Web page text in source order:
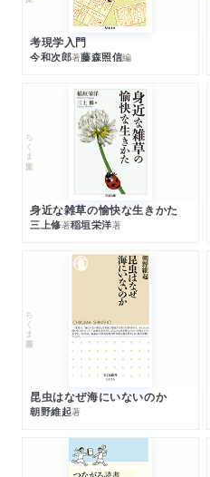
考現学入門
今和次郎著藤森照信編
ちくま文庫
身近な雑草の愉快な生きかた
三上修著稲垣栄洋著
ちくま新書
昆虫はなぜ海にいないのか
朝野維起著